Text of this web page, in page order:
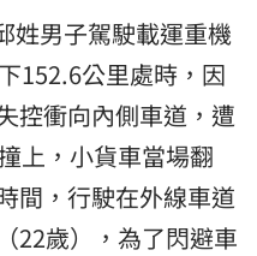
姓男子駕駛載運重機
152.6公里處時，因
控衝向內側車道，遭
上，小貨車當場翻
間，行駛在外線車道
22歲），為了閃避車